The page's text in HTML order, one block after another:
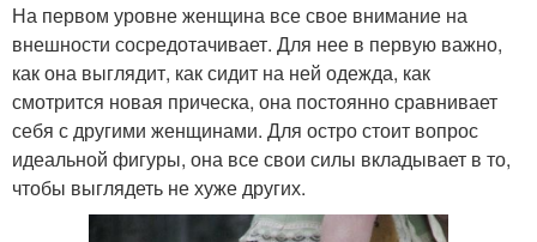
На первом уровне женщина все свое внимание на
внешности сосредотачивает. Для нее в первую важно,
как она выглядит, как сидит на ней одежда, как
смотрится новая прическа, она постоянно сравнивает
себя с другими женщинами. Для остро стоит вопрос
идеальной фигуры, она все свои силы вкладывает в то,
чтобы выглядеть не хуже других.